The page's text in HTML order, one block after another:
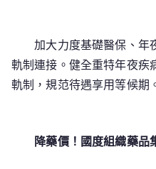
加大力度基礎醫保、年
軌制連接。健全重特年夜疾
軌制，規范待遇享用等候期
降藥價！國度組織藥品